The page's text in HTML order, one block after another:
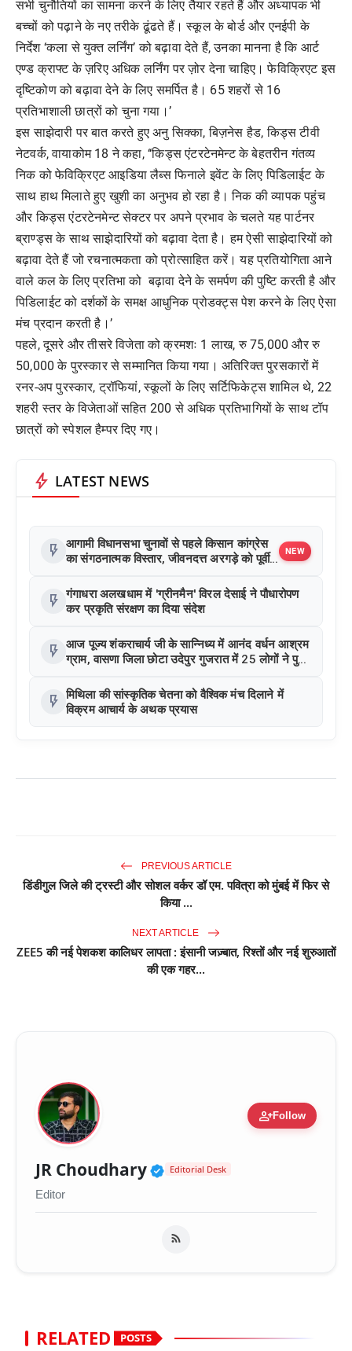
सभी चुनौतियों का सामना करने के लिए तैयार रहते हैं और अध्यापक भी
बच्चों को पढ़ाने के नए तरीके ढूंढते हैं। स्कूल के बोर्ड और एनईपी के
निर्देश ‘कला से युक्त लर्निंग’ को बढ़ावा देते हैं, उनका मानना है कि आर्ट
एण्ड क्राफ्ट के ज़रिए अधिक लर्निंग पर ज़ोर देना चाहिए। फेविक्रिएट इस
दृष्टिकोण को बढ़ावा देने के लिए समर्पित है। 65 शहरों से 16
प्रतिभाशाली छात्रों को चुना गया।’
इस साझेदारी पर बात करते हुए अनु सिक्का, बिज़नेस हैड, किड्स टीवी
नेटवर्क, वायाकोम 18 ने कहा, ‘‘किड्स एंटरटेनमेन्ट के बेहतरीन गंतव्य
निक को फेविक्रिएट आइडिया लैब्स फिनाले इवेंट के लिए पिडिलाईट के
साथ हाथ मिलाते हुए खुशी का अनुभव हो रहा है। निक की व्यापक पहुंच
और किड्स एंटरटेनमेन्ट सेक्टर पर अपने प्रभाव के चलते यह पार्टनर
ब्राण्ड्स के साथ साझेदारियों को बढ़ावा देता है। हम ऐसी साझेदारियों को
बढ़ावा देते हैं जो रचनात्मकता को प्रोत्साहित करें। यह प्रतियोगिता आने
वाले कल के लिए प्रतिभा को बढ़ावा देने के समर्पण की पुष्टि करती है और
पिडिलाईट को दर्शकों के समक्ष आधुनिक प्रोडक्ट्स पेश करने के लिए ऐसा
मंच प्रदान करती है।’
पहले, दूसरे और तीसरे विजेता को क्रमशः 1 लाख, रु 75,000 और रु
50,000 के पुरस्कार से सम्मानित किया गया। अतिरिक्त पुरसकारों में
रनर-अप पुरस्कार, ट्रॉफियां, स्कूलों के लिए सर्टिफिकेट्स शामिल थे, 22
शहरी स्तर के विजेताओं सहित 200 से अधिक प्रतिभागियों के साथ टॉप
छात्रों को स्पेशल हैम्पर दिए गए।
bolt LATEST NEWS
flash_on आगामी विधानसभा चुनावों से पहले किसान कांग्रेस
का संगठनात्मक विस्तार, जीवनदत्त अरगड़े को पूर्वी
NEW
flash_on गंगाधरा अलखधाम में 'ग्रीनमैन' विरल देसाई ने पौधारोपण
कर प्रकृति संरक्षण का दिया संदेश
flash_on आज पूज्य शंकराचार्य जी के सान्निध्य में आनंद वर्धन आश्रम
ग्राम, वासणा जिला छोटा उदेपुर गुजरात में 25 लोगों ने पुनः
flash_on मिथिला की सांस्कृतिक चेतना को वैश्विक मंच दिलाने में
विक्रम आचार्य के अथक प्रयास
PREVIOUS ARTICLE
डिंडीगुल जिले की ट्रस्टी और सोशल वर्कर डॉ एम. पवित्रा को मुंबई में फिर से
किया ...
NEXT ARTICLE
ZEE5 की नई पेशकश कालिधर लापता : इंसानी जज़्बात, रिश्तों और नई शुरुआतों
की एक गहर...
person_addFollow
JR Choudhary Verified Public Figure
Editorial Desk
Editor
RELATED POSTS